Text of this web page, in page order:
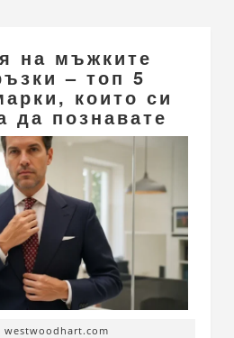
на мъжките
– топ 5
които си
да познавате
westwoodhart.com